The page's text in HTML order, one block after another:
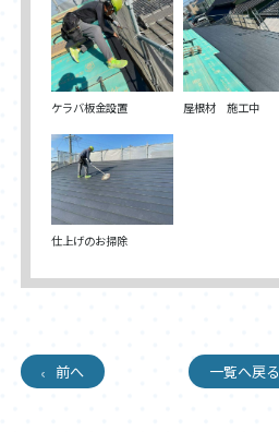
ケラバ板金設置 屋根材 施工中
仕上げのお掃除
前へ 一覧へ戻る